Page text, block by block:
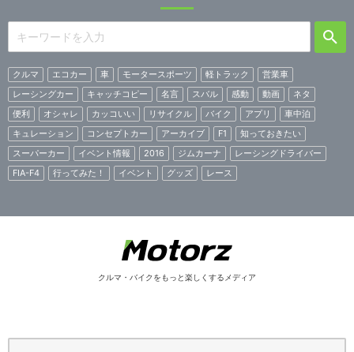
クルマ エコカー 車 モータースポーツ 軽トラック
営業車
レーシングカー
キャッチコピー 名言 スバル 感動 動画
ネタ
便利
オシャレ カッコいい リサイクル バイク アプリ
車中泊
キュレーション
コンセプトカー アーカイブ F1
知っておきたい
スーパーカー
イベント情報 2016 ジムカーナ
レーシングドライバー
FIA-F4
行ってみた！ イベント グッズ レース
クルマ・バイクをもっと楽しくするメディア